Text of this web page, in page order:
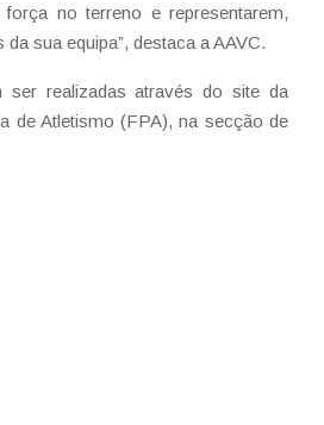
no terreno e representarem,
sua equipa”, destaca a AAVC.
ser realizadas através do site da
de Atletismo (FPA), na secção de